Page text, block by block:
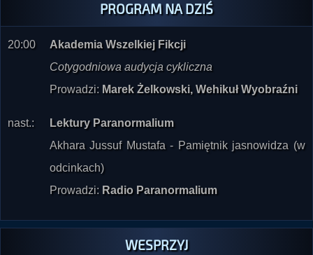
PROGRAM NA DZIŚ
20:00
Akademia Wszelkiej Fikcji
Cotygodniowa audycja cykliczna
Prowadzi: Marek Żelkowski, Wehikuł Wyobraźni
nast.:
Lektury Paranormalium
Akhara Jussuf Mustafa - Pamiętnik jasnowidza (w
odcinkach)
Prowadzi: Radio Paranormalium
WESPRZYJ